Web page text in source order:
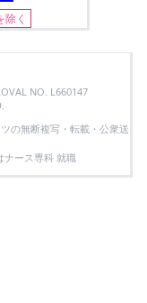
除く
NO. L660147
の無断複写・転載・公衆送
ナース専科 就職